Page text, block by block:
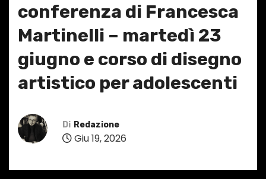
conferenza di Francesca
Martinelli – martedì 23
giugno e corso di disegno
artistico per adolescenti
Di Redazione
Giu 19, 2026